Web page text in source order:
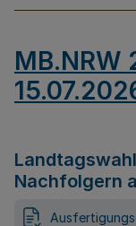
MB.NRW
Nachfolgern